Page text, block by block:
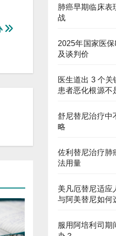
肺癌早期临床表
战
2025年国家医
及谈判价
医生道出 3 个
患者恶化根源不
舒尼替尼治疗中
略
佐利替尼治疗肺
法用量
美凡厄替尼适应
与阿美替尼如何
服用阿培利司期